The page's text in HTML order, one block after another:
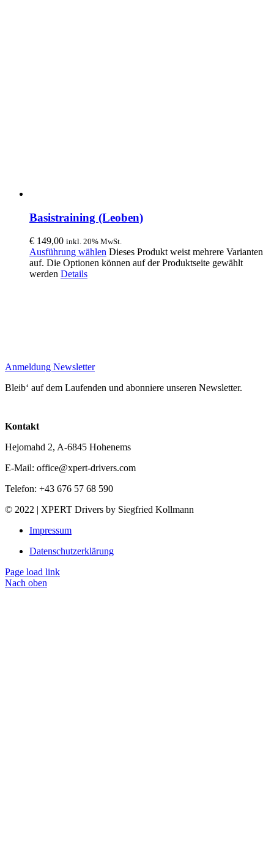
Basistraining (Leoben)
€ 149,00 inkl. 20% MwSt.
Ausführung wählen Dieses Produkt weist mehrere Varianten
auf. Die Optionen können auf der Produktseite gewählt
werden Details
Anmeldung Newsletter
Bleib‘ auf dem Laufenden und abonniere unseren Newsletter.
Kontakt
Hejomahd 2, A-6845 Hohenems
E-Mail: office@xpert-drivers.com
Telefon: +43 676 57 68 590
© 2022 | XPERT Drivers by Siegfried Kollmann
Impressum
Datenschutzerklärung
Page load link
Nach oben